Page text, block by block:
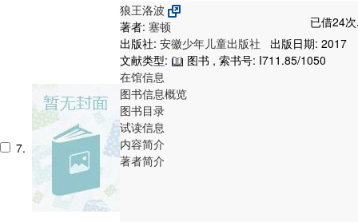
7.
狼王洛波
已借24
著者: 塞顿
出版社: 安徽少年儿童出版社
出版日期: 2017
文献类型:
图书 , 索书号: I711.85/1050
在馆信息
图书信息概览
图书目录
试读信息
内容简介
著者简介